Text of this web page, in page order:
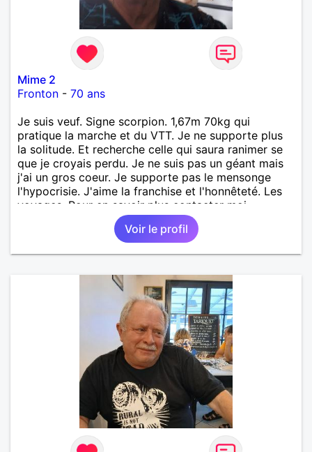
Mime 2
Fronton - 70 ans
Je suis veuf. Signe scorpion. 1,67m 70kg qui
pratique la marche et du VTT. Je ne supporte plus
la solitude. Et recherche celle qui saura ranimer se
que je croyais perdu. Je ne suis pas un géant mais
j'ai un gros coeur. Je supporte pas le mensonge
l'hypocrisie. J'aime la franchise et l'honnêteté. Les
voyages. Pour en savoir plus contacter moi.
Voir le profil